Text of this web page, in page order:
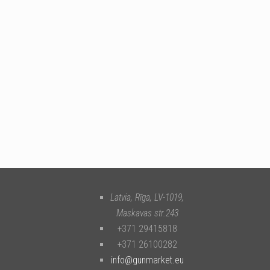
Latvia, Rīga, LV-1019,
Maskavas str.243
+371 29415818
+371 26100282
info@gunmarket.eu